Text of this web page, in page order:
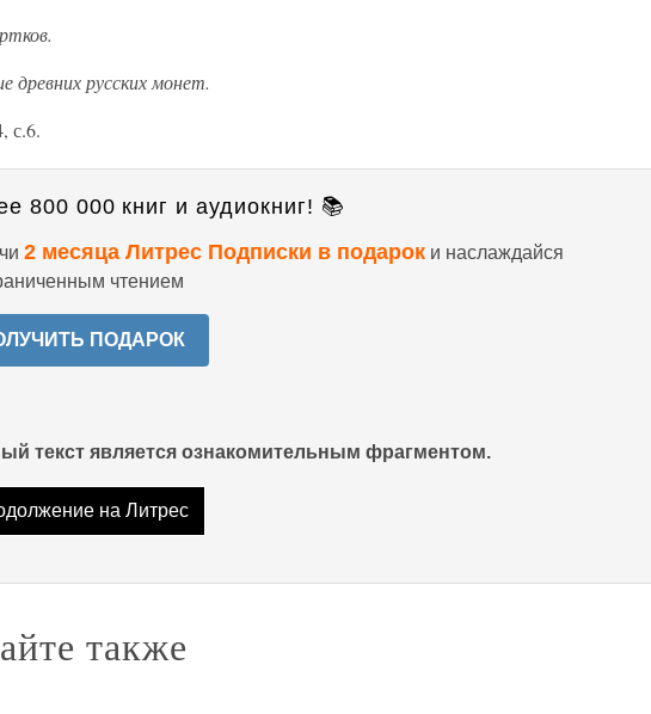
древних русских монет.
с.6.
800 000 книг и аудиокниг! 📚
2 месяца Литрес Подписки в подарок и наслаждайся
чтением
ПОДАРОК
текст является ознакомительным фрагментом.
на Литрес
также